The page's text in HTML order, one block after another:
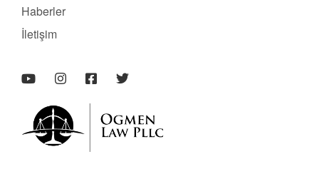
Haberler
İletişim